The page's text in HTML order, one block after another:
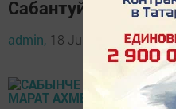
Сабантуйӗнче
admin, 18 July 2022 - 17:40